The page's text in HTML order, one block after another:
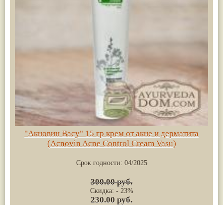
"Акновин Васу" 15 гр крем от акне и дерматита
(Acnovin Acne Control Cream Vasu)
Срок годности: 04/2025
300.00 руб.
Скидка: - 23%
230.00 руб.